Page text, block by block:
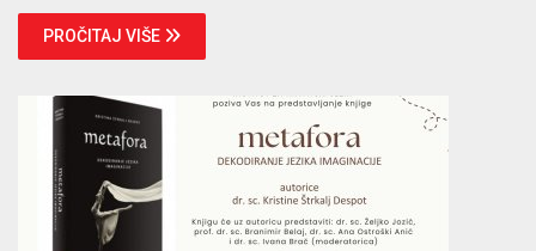
PROČITAJ VIŠE